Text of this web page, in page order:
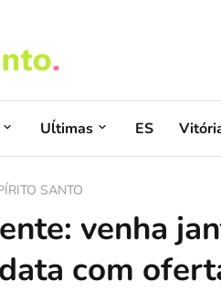
Uĺtimas ES
SANTO
venha
com